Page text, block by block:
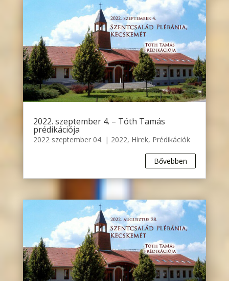
2022. szeptember 4. – Tóth Tamás
prédikációja
2022 szeptember 04. | 2022, Hírek, Prédikációk
Bővebben